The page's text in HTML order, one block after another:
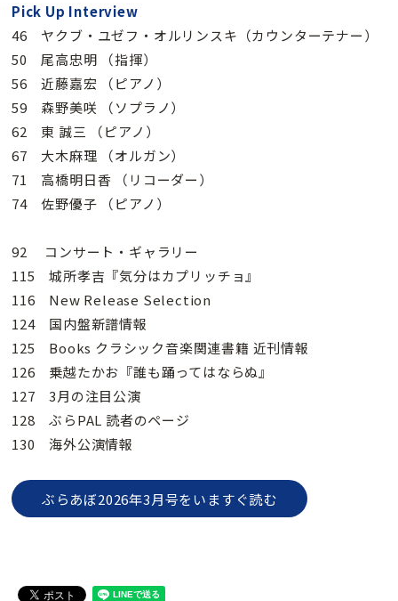
Pick Up Interview
46 ヤクブ・ユゼフ・オルリンスキ（カウンターテナー）
50 尾高忠明 （指揮）
56 近藤嘉宏 （ピアノ）
59 森野美咲 （ソプラノ）
62 東 誠三 （ピアノ）
67 大木麻理 （オルガン）
71 高橋明日香 （リコーダー）
74 佐野優子 （ピアノ）
92 コンサート・ギャラリー
115 城所孝吉『気分はカプリッチョ』
116 New Release Selection
124 国内盤新譜情報
125 Books クラシック音楽関連書籍 近刊情報
126 乗越たかお『誰も踊ってはならぬ』
127 3月の注目公演
128 ぶらPAL 読者のページ
130 海外公演情報
ぶらあぼ2026年3月号をいますぐ読む